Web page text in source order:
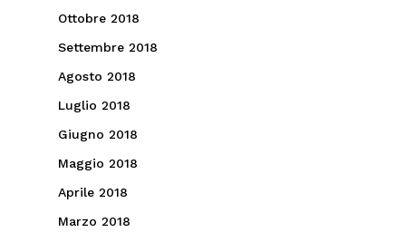
Ottobre 2018
Settembre 2018
Agosto 2018
Luglio 2018
Giugno 2018
Maggio 2018
Aprile 2018
Marzo 2018